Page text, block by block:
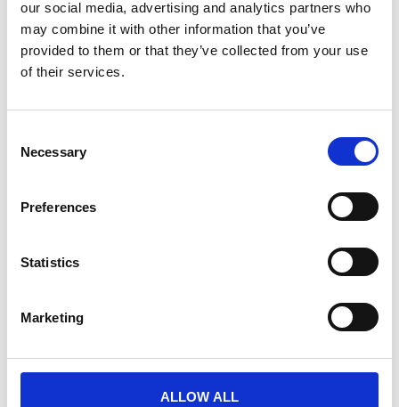
our social media, advertising and analytics partners who
may combine it with other information that you’ve
provided to them or that they’ve collected from your use
of their services.
Selection
Necessary
Preferences
Statistics
Marketing
ALLOW ALL
Segmentacja klientów. Jak AI i
personalizacji oferty?
oferty? Nie ulega wątpliwości, że siłą
CZYTAJ DALEJ